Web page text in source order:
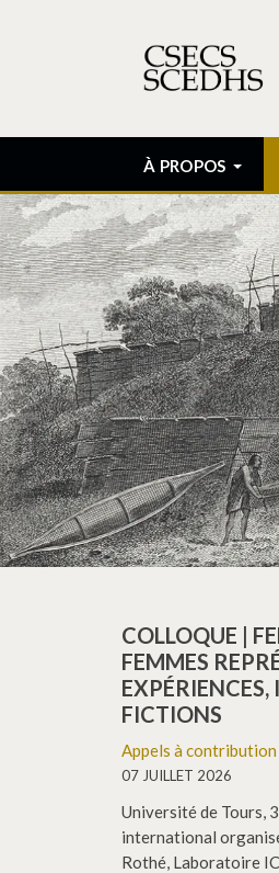
À PROPOS
COLLOQUE |
FEMMES
FICTIONS
Appels à contribution
07 JUILLET 2026
Université de Tours,
international
Rothé, Laboratoire